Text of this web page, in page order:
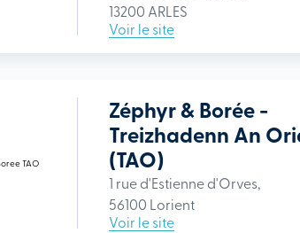
13200 ARLES
Voir le site
Zéphyr & Borée -
Treizhadenn An
(TAO)
1 rue d'Estienne d'Orves,
56100 Lorient
Voir le site